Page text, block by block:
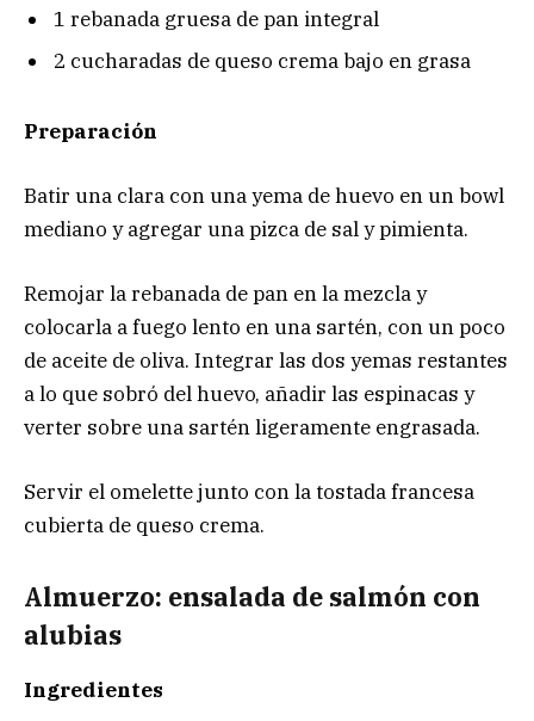
1 rebanada gruesa de pan integral
2 cucharadas de queso crema bajo en grasa
Preparación
Batir una clara con una yema de huevo en un bowl
mediano y agregar una pizca de sal y pimienta.
Remojar la rebanada de pan en la mezcla y
colocarla a fuego lento en una sartén, con un poco
de aceite de oliva. Integrar las dos yemas restantes
a lo que sobró del huevo, añadir las espinacas y
verter sobre una sartén ligeramente engrasada.
Servir el omelette junto con la tostada francesa
cubierta de queso crema.
Almuerzo: ensalada de salmón con
alubias
Ingredientes